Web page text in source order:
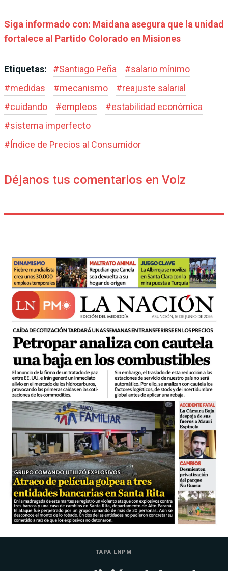
Siga informado con: Maidana asegura que la unidad
fortalece al Partido Colorado en Misiones
Etiquetas: #Santiago Peña #salario mínimo
#medidas #mecanismo #reajuste salarial
#cuidando #empleos #estabilidad económica
#sistema imperfecto
#Índice de Precios al Consumidor
Déjanos tus comentarios en Voiz
TAPA LNPM